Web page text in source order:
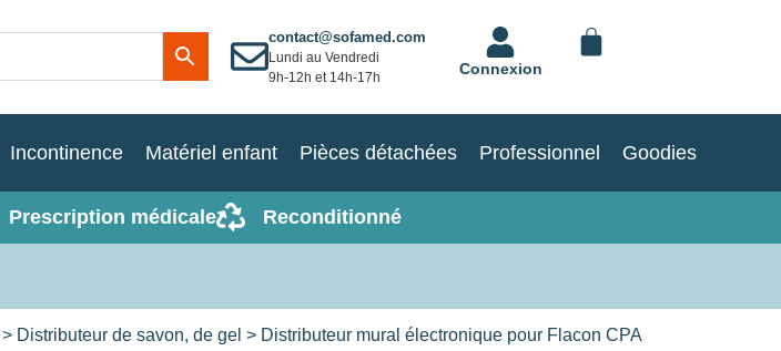
contact@sofamed.com
Lundi au Vendredi
9h-12h et 14h-17h
Connexion
Incontinence Matériel enfant Pièces détachées Professionnel Goodies
Prescription médicale Reconditionné
> Distributeur de savon, de gel > Distributeur mural électronique pour Flacon CPA